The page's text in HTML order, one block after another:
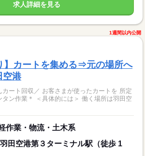
求人詳細を見る
1週間以内公開
】カートを集める⇒元の場所へ
空港
カート回収／ お客さまが使ったカートを 所定
＞ 働く場所は羽田空
作業・物流・土木系
田空港第３ターミナル駅（徒歩 1